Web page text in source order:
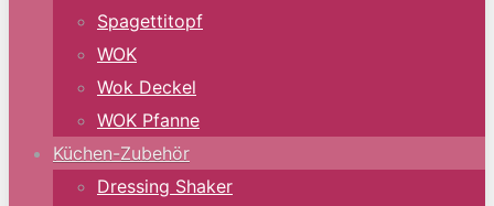
Spagettitopf
WOK
Wok Deckel
WOK Pfanne
Küchen-Zubehör
Dressing Shaker